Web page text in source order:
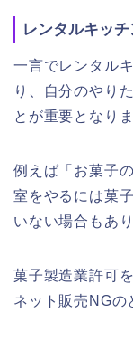
レンタルキッ
一言でレンタル
り、自分のやり
とが重要となりま
例えば「お菓子
室をやるには菓
いない場合もあり
菓子製造業許可
ネット販売NGの